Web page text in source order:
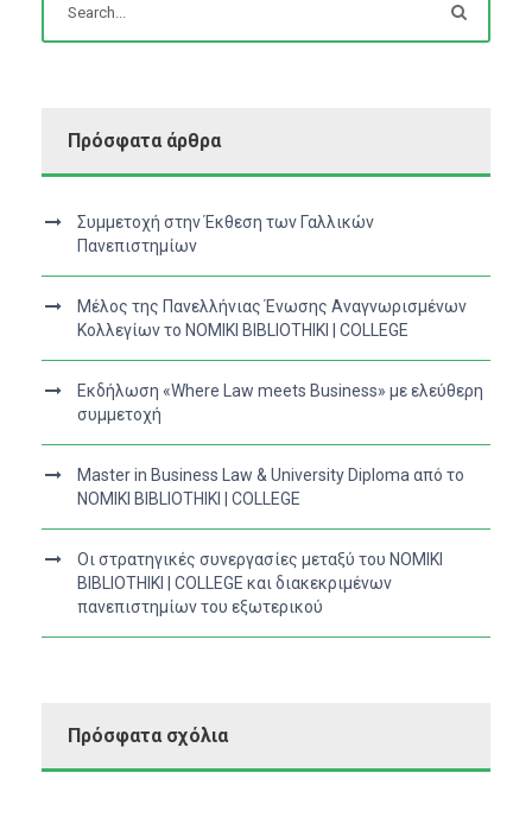
Πρόσφατα άρθρα
Συμμετοχή στην Έκθεση των Γαλλικών
Πανεπιστημίων
Μέλος της Πανελλήνιας Ένωσης Αναγνωρισμένων
Κολλεγίων το NOMIKI BIBLIOTHIKI | COLLEGE
Εκδήλωση «Where Law meets Business» με ελεύθερη
συμμετοχή
Master in Business Law & University Diploma από το
NOMIKI BIBLIOTHIKI | COLLEGE
Οι στρατηγικές συνεργασίες μεταξύ του NOMIKI
BIBLIOTHIKI | COLLEGE και διακεκριμένων
πανεπιστημίων του εξωτερικού
Πρόσφατα σχόλια